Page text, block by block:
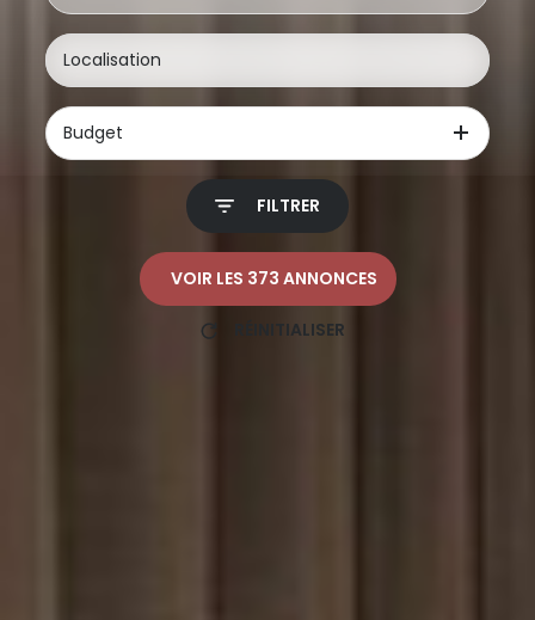
Budget
FILTRER
VOIR LES 373 ANNONCES
RÉINITIALISER